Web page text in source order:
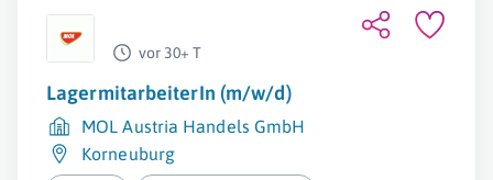
vor 30+ T
LagermitarbeiterIn (m/w/d)
MOL Austria Handels GmbH
Korneuburg